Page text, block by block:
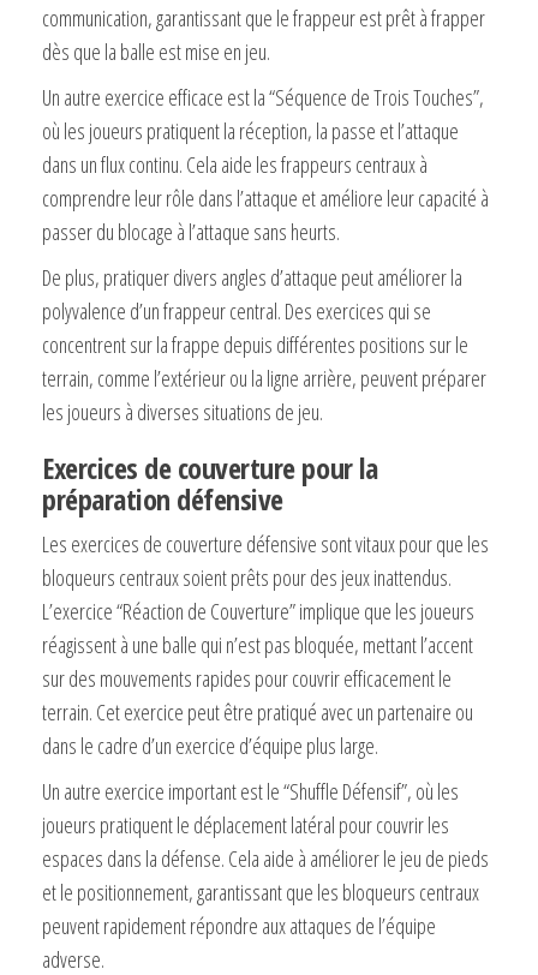
communication, garantissant que le frappeur est prêt à frapper
dès que la balle est mise en jeu.
Un autre exercice efficace est la “Séquence de Trois Touches”,
où les joueurs pratiquent la réception, la passe et l’attaque
dans un flux continu. Cela aide les frappeurs centraux à
comprendre leur rôle dans l’attaque et améliore leur capacité à
passer du blocage à l’attaque sans heurts.
De plus, pratiquer divers angles d’attaque peut améliorer la
polyvalence d’un frappeur central. Des exercices qui se
concentrent sur la frappe depuis différentes positions sur le
terrain, comme l’extérieur ou la ligne arrière, peuvent préparer
les joueurs à diverses situations de jeu.
Exercices de couverture pour la
préparation défensive
Les exercices de couverture défensive sont vitaux pour que les
bloqueurs centraux soient prêts pour des jeux inattendus.
L’exercice “Réaction de Couverture” implique que les joueurs
réagissent à une balle qui n’est pas bloquée, mettant l’accent
sur des mouvements rapides pour couvrir efficacement le
terrain. Cet exercice peut être pratiqué avec un partenaire ou
dans le cadre d’un exercice d’équipe plus large.
Un autre exercice important est le “Shuffle Défensif”, où les
joueurs pratiquent le déplacement latéral pour couvrir les
espaces dans la défense. Cela aide à améliorer le jeu de pieds
et le positionnement, garantissant que les bloqueurs centraux
peuvent rapidement répondre aux attaques de l’équipe
adverse.